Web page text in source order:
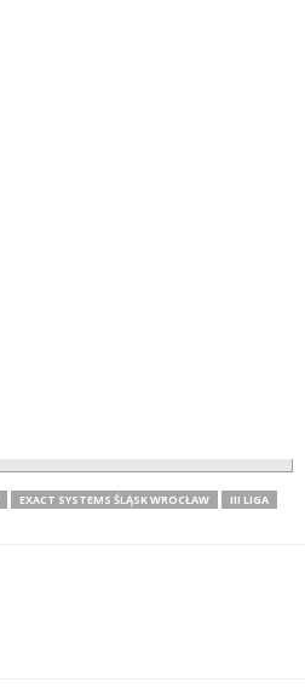
EXACT SYSTEMS ŚLĄSK WROCŁAW
III LIGA